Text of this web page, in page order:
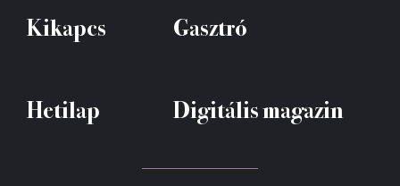
Kikapcs Gasztró
Hetilap Digitális magazin